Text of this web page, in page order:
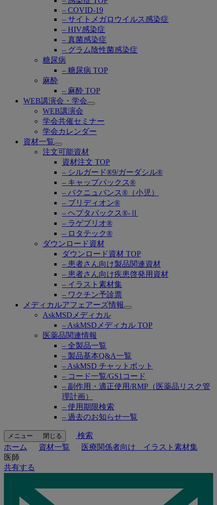
– COVID-19
– サイトメガロウイルス感染症
– HIV感染症
– 真菌感染症
– グラム陰性菌感染症
糖尿病
– 糖尿病 TOP
麻酔
– 麻酔 TOP
WEB講演会・学会
Open
WEB講演会
学会共催セミナー
学会カレンダー
資材一覧
Open
submenu
注文可能資材
資材注文 TOP
– シルガード®9/ガーダシル®
– キャップバックス®
– バクニュバンス®（小児）
– ブリディオン®
– ヘプタバックス®-Ⅱ
– ラゲブリオ®
– ロタテック®
ダウンロード資材
ダウンロード資材 TOP
– 患者さん向け製品関連資材
– 患者さん向け疾患啓発用資材
– イラスト素材集
– ワクチン予診票
メディカルアフェアーズ情報
Open
AskMSDメディカル
– AskMSDメディカル TOP
医薬品関連情報
– 全製品一覧
– 製品基本Q&A一覧
– AskMSD チャットボット
– コード一覧/GS1コード
– 副作用・適正使用/RMP（医薬品リスク管
理計画）
– 使用期限検索
– 過去のお知らせ一覧
メニュー 閉じる
検索
ホーム
資材一覧
医療関係者向け イラスト素材集
医師
共有する